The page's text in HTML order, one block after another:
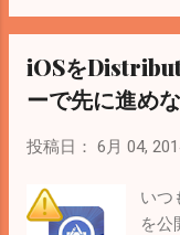
//
術評
リで
ンプ
ビ
次の
iOSを
ーで先に進め
投稿日： 6月 04,
いつ
を公